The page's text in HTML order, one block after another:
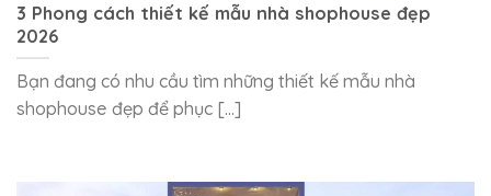
3 Phong cách thiết kế mẫu nhà shophouse đẹp
2026
Bạn đang có nhu cầu tìm những thiết kế mẫu nhà
shophouse đẹp để phục [...]